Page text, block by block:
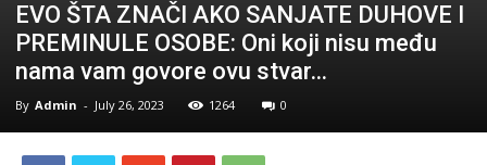
EVO ŠTA ZNAČI AKO SANJATE DUHOVE I
PREMINULE OSOBE: Oni koji nisu među
nama vam govore ovu stvar…
By Admin - July 26, 2023 1264 0